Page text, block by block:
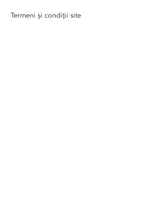
Termeni și condiții site